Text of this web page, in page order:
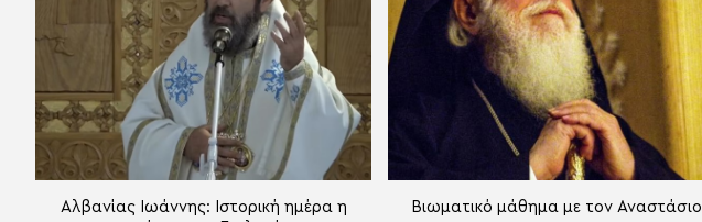
Αλβανίας Ιωάννης: Ιστορική ημέρα η
Βιωματικό μάθημα με τον Αναστάσιο